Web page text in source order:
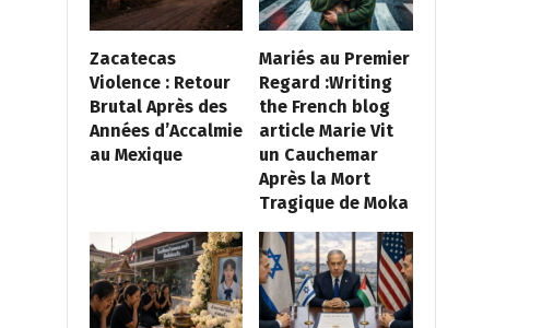
Zacatecas
Violence : Retour
Brutal Après des
Années d’Accalmie
au Mexique
Mariés au Premier
Regard :Writing
the French blog
article Marie Vit
un Cauchemar
Après la Mort
Tragique de Moka